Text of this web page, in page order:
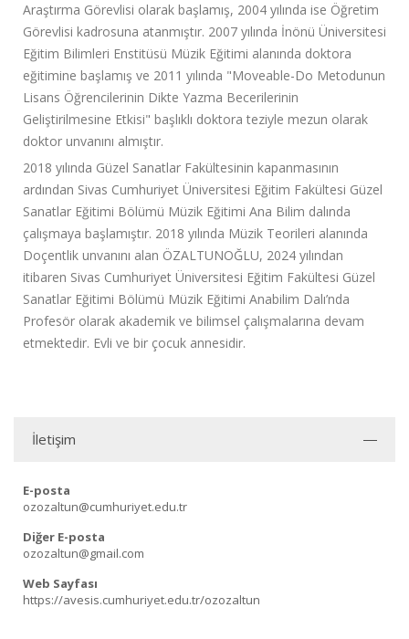
Araştırma Görevlisi olarak başlamış, 2004 yılında ise Öğretim
Görevlisi kadrosuna atanmıştır. 2007 yılında İnönü Üniversitesi
Eğitim Bilimleri Enstitüsü Müzik Eğitimi alanında doktora
eğitimine başlamış ve 2011 yılında "Moveable-Do Metodunun
Lisans Öğrencilerinin Dikte Yazma Becerilerinin
Geliştirilmesine Etkisi" başlıklı doktora teziyle mezun olarak
doktor unvanını almıştır.
2018 yılında Güzel Sanatlar Fakültesinin kapanmasının
ardından Sivas Cumhuriyet Üniversitesi Eğitim Fakültesi Güzel
Sanatlar Eğitimi Bölümü Müzik Eğitimi Ana Bilim dalında
çalışmaya başlamıştır. 2018 yılında Müzik Teorileri alanında
Doçentlik unvanını alan ÖZALTUNOĞLU, 2024 yılından
itibaren Sivas Cumhuriyet Üniversitesi Eğitim Fakültesi Güzel
Sanatlar Eğitimi Bölümü Müzik Eğitimi Anabilim Dalı’nda
Profesör olarak akademik ve bilimsel çalışmalarına devam
etmektedir. Evli ve bir çocuk annesidir.
İletişim
E-posta
ozozaltun@cumhuriyet.edu.tr
Diğer E-posta
ozozaltun@gmail.com
Web Sayfası
https://avesis.cumhuriyet.edu.tr/ozozaltun